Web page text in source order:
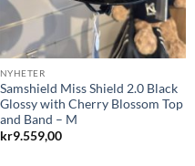
HEST
Vestrum Capville Jumping
Saddle Pad – Beige/Black
Vestrum
kr1.399,00